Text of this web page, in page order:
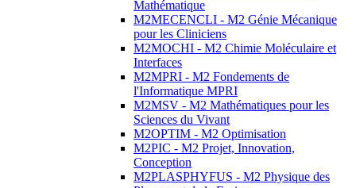
Mathématique
M2MECENCLI - M2 Génie Mécanique
pour les Cliniciens
M2MOCHI - M2 Chimie Moléculaire et
Interfaces
M2MPRI - M2 Fondements de
l'Informatique MPRI
M2MSV - M2 Mathématiques pour les
Sciences du Vivant
M2OPTIM - M2 Optimisation
M2PIC - M2 Projet, Innovation,
Conception
M2PLASPHYFUS - M2 Physique des